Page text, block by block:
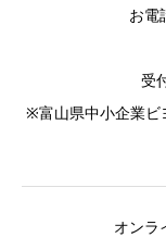
お電
受
※富山県中小企業ビ
オンラ